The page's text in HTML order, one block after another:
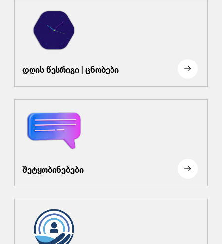
დღის წესრიგი | ცნობები
შეტყობინებები